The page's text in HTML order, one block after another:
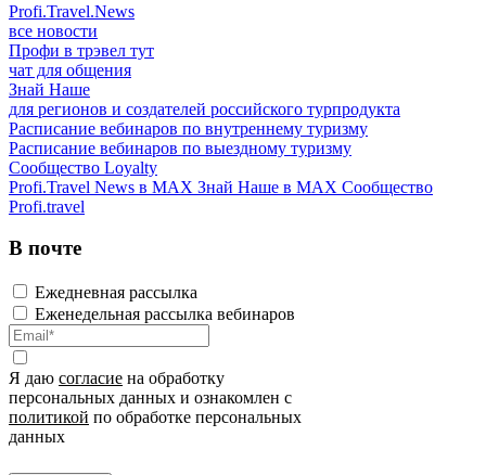
Profi.Travel.News
все новости
Профи в трэвел тут
чат для общения
Знай Наше
для регионов и создателей российского турпродукта
Расписание вебинаров по внутреннему туризму
Расписание вебинаров по выездному туризму
Сообщество Loyalty
Profi.Travel News в MAX Знай Наше в MAX Сообщество
Profi.travel
В почте
Ежедневная рассылка
Еженедельная рассылка вебинаров
Я даю согласие на обработку
персональных данных и ознакомлен с
политикой по обработке персональных
данных